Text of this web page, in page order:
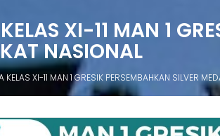
XI-11 MAN 1
NASIONAL
XI-11 MAN 1 GRESIK PERSEMBAHKAN SILVER